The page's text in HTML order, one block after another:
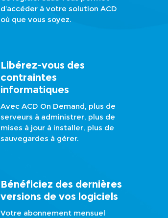
d’accéder à votre solution ACD
où que vous soyez.
Libérez-vous des
contraintes
informatiques
Avec ACD On Demand, plus de
serveurs à administrer, plus de
mises à jour à installer, plus de
sauvegardes à gérer.
Bénéficiez des dernières
versions de vos logiciels
Votre abonnement mensuel